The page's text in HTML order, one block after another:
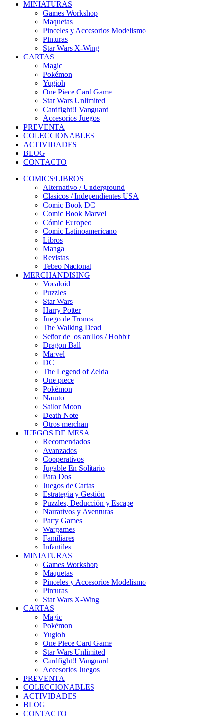
MINIATURAS
Games Workshop
Maquetas
Pinceles y Accesorios Modelismo
Pinturas
Star Wars X-Wing
CARTAS
Magic
Pokémon
Yugioh
One Piece Card Game
Star Wars Unlimited
Cardfight!! Vanguard
Accesorios Juegos
PREVENTA
COLECCIONABLES
ACTIVIDADES
BLOG
CONTACTO
COMICS/LIBROS
Alternativo / Underground
Clasicos / Independientes USA
Comic Book DC
Comic Book Marvel
Cómic Europeo
Comic Latinoamericano
Libros
Manga
Revistas
Tebeo Nacional
MERCHANDISING
Vocaloid
Puzzles
Star Wars
Harry Potter
Juego de Tronos
The Walking Dead
Señor de los anillos / Hobbit
Dragon Ball
Marvel
DC
The Legend of Zelda
One piece
Pokémon
Naruto
Sailor Moon
Death Note
Otros merchan
JUEGOS DE MESA
Recomendados
Avanzados
Cooperativos
Jugable En Solitario
Para Dos
Juegos de Cartas
Estrategia y Gestión
Puzzles, Deducción y Escape
Narrativos y Aventuras
Party Games
Wargames
Familiares
Infantiles
MINIATURAS
Games Workshop
Maquetas
Pinceles y Accesorios Modelismo
Pinturas
Star Wars X-Wing
CARTAS
Magic
Pokémon
Yugioh
One Piece Card Game
Star Wars Unlimited
Cardfight!! Vanguard
Accesorios Juegos
PREVENTA
COLECCIONABLES
ACTIVIDADES
BLOG
CONTACTO